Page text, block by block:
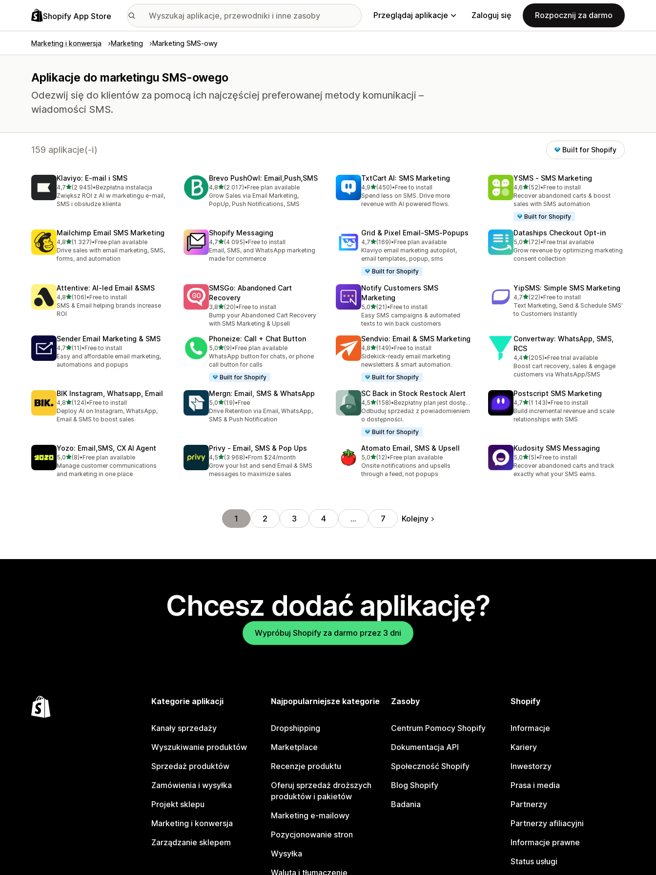
Shopify App Store Przeglądaj aplikacje Zaloguj się Rozpocznij za darmo
Marketing i konwersja Marketing Marketing SMS-owy
Aplikacje do marketingu SMS-owego
Odezwij się do klientów za pomocą ich najczęściej preferowanej metody komunikacji –
wiadomości SMS.
159 aplikacje(-i) Built for Shopify
Klaviyo: E‑mail i SMS
4,7na 5 gwiazdek
(2 945)
Łączna liczba recenzji: 2945
•Bezpłatna instalacja
Zwiększ ROI z AI w marketingu e-mail,
SMS i obsłudze klienta
Brevo PushOwl: Email,Push,SMS
4,8na 5 gwiazdek
(2 017)
Łączna liczba recenzji: 2017
•Free plan available
Grow Sales via Email Marketing,
PopUp, Push Notifications, SMS
TxtCart AI: SMS Marketing
4,9na 5 gwiazdek
(450)
Łączna liczba recenzji: 450
•Free to install
Spend less on SMS. Drive more
revenue with AI powered flows.
YSMS ‑ SMS Marketing
4,6na 5 gwiazdek
(52)
Łączna liczba recenzji: 52
•Free to install
Recover abandoned carts & boost
sales with SMS automation
Built for Shopify
Mailchimp Email SMS Marketing
4,8na 5 gwiazdek
(1 327)
Łączna liczba recenzji: 1327
•Free plan available
Drive sales with email marketing, SMS,
forms, and automation
Shopify Messaging
4,7na 5 gwiazdek
(4 095)
Łączna liczba recenzji: 4095
•Free to install
Email, SMS, and WhatsApp marketing
made for commerce
Grid & Pixel Email‑SMS‑Popups
4,7na 5 gwiazdek
(169)
Łączna liczba recenzji: 169
•Free plan available
Klaviyo email marketing autopilot,
email templates, popup, sms
Built for Shopify
Dataships Checkout Opt‑in
5,0na 5 gwiazdek
(72)
Łączna liczba recenzji: 72
•Free trial available
Grow revenue by optimizing marketing
consent collection
Attentive: AI‑led Email &SMS
4,8na 5 gwiazdek
(106)
Łączna liczba recenzji: 106
•Free to install
SMS & Email helping brands increase
ROI
SMSGo: Abandoned Cart
Recovery
3,8na 5 gwiazdek
(20)
Łączna liczba recenzji: 20
•Free to install
Bump your Abandoned Cart Recovery
with SMS Marketing & Upsell
Notify Customers SMS
Marketing
5,0na 5 gwiazdek
(21)
Łączna liczba recenzji: 21
•Free to install
Easy SMS campaigns & automated
texts to win back customers
YipSMS: Simple SMS Marketing
4,7na 5 gwiazdek
(22)
Łączna liczba recenzji: 22
•Free to install
Text Marketing, Send & Schedule SMS'
to Customers Instantly
Sender Email Marketing & SMS
4,7na 5 gwiazdek
(11)
Łączna liczba recenzji: 11
•Free to install
Easy and affordable email marketing,
automations and popups
Phoneize: Call + Chat Button
5,0na 5 gwiazdek
(9)
Łączna liczba recenzji: 9
•Free plan available
WhatsApp button for chats, or phone
call button for calls
Built for Shopify
Sendvio: Email & SMS Marketing
4,8na 5 gwiazdek
(149)
Łączna liczba recenzji: 149
•Free to install
Sidekick-ready email marketing
newsletters & smart automation.
Built for Shopify
Convertway: WhatsApp, SMS,
RCS
4,4na 5 gwiazdek
(205)
Łączna liczba recenzji: 205
•Free trial available
Boost cart recovery, sales & engage
customers via WhatsApp/SMS
BIK Instagram, Whatsapp, Email
4,8na 5 gwiazdek
(124)
Łączna liczba recenzji: 124
•Free to install
Deploy AI on Instagram, WhatsApp,
Email & SMS to boost sales.
Mergn: Email, SMS & WhatsApp
5,0na 5 gwiazdek
(19)
Łączna liczba recenzji: 19
•Free
Drive Retention via Email, WhatsApp,
SMS & Push Notification
SC Back in Stock Restock Alert
4,5na 5 gwiazdek
(158)
Łączna liczba recenzji: 158
•
Bezpłatny plan jest dostępny
Odbuduj sprzedaż z powiadomieniem
o dostępności.
Built for Shopify
Postscript SMS Marketing
4,7na 5 gwiazdek
(1 143)
Łączna liczba recenzji: 1143
•Free to install
Build incremental revenue and scale
relationships with SMS
Yozo: Email,SMS, CX AI Agent
5,0na 5 gwiazdek
(8)
Łączna liczba recenzji: 8
•Free plan available
Manage customer communications
and marketing in one place
Privy ‑ Email, SMS & Pop Ups
4,5na 5 gwiazdek
(3 968)
Łączna liczba recenzji: 3968
•From $24/month
Grow your list and send Email & SMS
messages to maximize sales
Atomato Email, SMS & Upsell
5,0na 5 gwiazdek
(12)
Łączna liczba recenzji: 12
•Free plan available
Onsite notifications and upsells
through a feed, not popups
Kudosity SMS Messaging
5,0na 5 gwiazdek
(5)
Łączna liczba recenzji: 5
•Free to install
Recover abandoned carts and track
exactly what your SMS earns.
1 2 3 4 … 7 Kolejny
Chcesz dodać aplikację?
Wypróbuj Shopify za darmo przez 3 dni
Kategorie aplikacji
Kanały sprzedaży
Wyszukiwanie produktów
Sprzedaż produktów
Zamówienia i wysyłka
Projekt sklepu
Marketing i konwersja
Zarządzanie sklepem
Najpopularniejsze kategorie
Dropshipping
Marketplace
Recenzje produktu
Oferuj sprzedaż droższych
produktów i pakietów
Marketing e-mailowy
Pozycjonowanie stron
Wysyłka
Waluta i tłumaczenie
Zasoby
Centrum Pomocy Shopify
Dokumentacja API
Społeczność Shopify
Blog Shopify
Badania
Shopify
Informacje
Kariery
Inwestorzy
Prasa i media
Partnerzy
Partnerzy afiliacyjni
Informacje prawne
Status usługi